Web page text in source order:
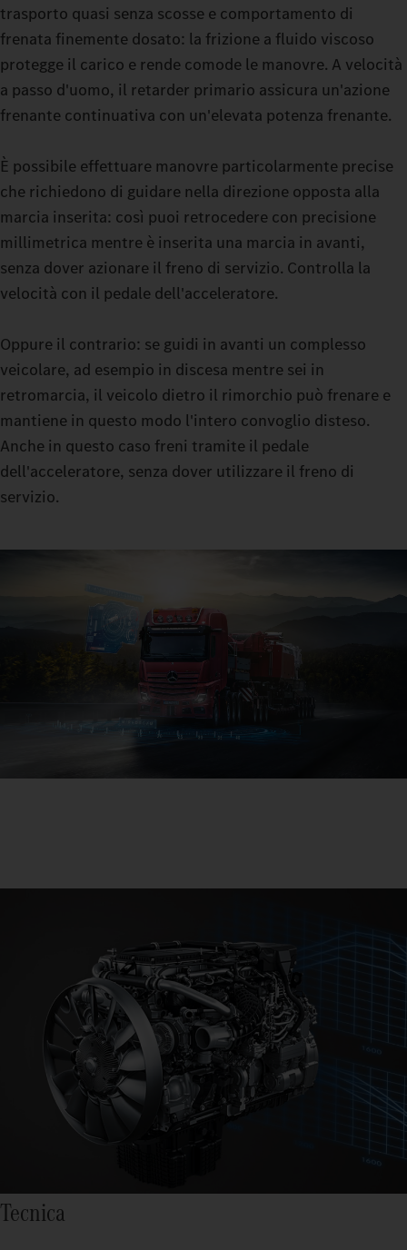
Pause rilassanti anche nei viaggi più faticosi: hai due opzioni
spaziose a scelta tra la cabina di guida GigaSpace e la cabina di
guida BigSpace.
Le modalità di marcia commutabili ti consentono di guidare il
tuo autocarro per carichi pesanti in modo ancora più preciso.
Che tu viaggi a vuoto o a carico elevato su terreni impegnativi:
durante la marcia imposta il tuo Actros L da fino a 500 t
esattamente nella modalità che il tuo viaggio richiede. Con ECO,
HEAVY o MANUAL hai a disposizione tre opzioni. La frizione a
fluido viscoso in modalità di manovra ti consente di effettuare
manovre delicate: con una spinta costante puoi infatti
usura della frizione di avviamento.
trasporto quasi senza scosse e comportamento di
frenata finemente dosato: la frizione a fluido viscoso
protegge il carico e rende comode le manovre. A velocità
a passo d'uomo, il retarder primario assicura un'azione
frenante continuativa con un'elevata potenza frenante.
È possibile effettuare manovre particolarmente precise
che richiedono di guidare nella direzione opposta alla
marcia inserita: così puoi retrocedere con precisione
millimetrica mentre è inserita una marcia in avanti,
senza dover azionare il freno di servizio. Controlla la
velocità con il pedale dell'acceleratore.
Oppure il contrario: se guidi in avanti un complesso
veicolare, ad esempio in discesa mentre sei in
retromarcia, il veicolo dietro il rimorchio può frenare e
mantiene in questo modo l'intero convoglio disteso.
Anche in questo caso freni tramite il pedale
dell'acceleratore, senza dover utilizzare il freno di
servizio.
Tecnica